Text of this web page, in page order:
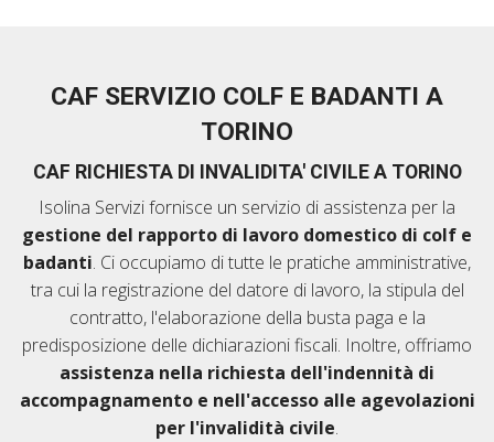
CAF SERVIZIO COLF E BADANTI A
TORINO
CAF RICHIESTA DI INVALIDITA' CIVILE A TORINO
Isolina Servizi fornisce un servizio di assistenza per la
gestione del rapporto di lavoro domestico di colf e
badanti. Ci occupiamo di tutte le pratiche amministrative,
tra cui la registrazione del datore di lavoro, la stipula del
contratto, l'elaborazione della busta paga e la
predisposizione delle dichiarazioni fiscali. Inoltre, offriamo
assistenza nella richiesta dell'indennità di
accompagnamento e nell'accesso alle agevolazioni
per l'invalidità civile.